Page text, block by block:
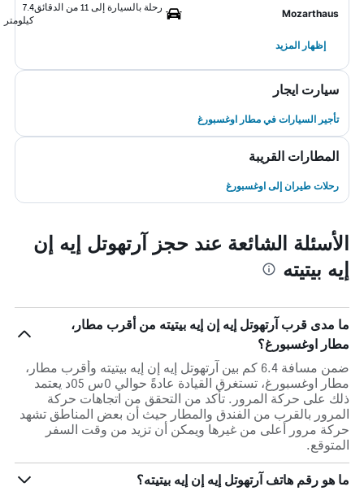
Mozarthaus
رحلة بالسيارة إلى 11 من الدقائق
7.4
كيلومتر
إظهار المزيد
سيارت ايجار
تأجير السيارات في مطار اوغسبورغ
المطارات القريبة
رحلات طيران إلى اوغسبورغ
الأسئلة الشائعة عند حجز آرتهوتل إيه إن
إيه بيتيته
ما مدى قرب آرتهوتل إيه إن إيه بيتيته من أقرب مطار،
مطار اوغسبورغ؟
ضمن مسافة 6.4 كم بين آرتهوتل إيه إن إيه بيتيته وأقرب مطار،
مطار اوغسبورغ، تستغرق القيادة عادةً حوالي 0س 05د يعتمد
ذلك على حركة المرور. تأكد من التحقق من اتجاهات حركة
المرور بالقرب من الفندق والمطار حيث أن بعض المناطق تشهد
حركة مرور أعلى من غيرها ويمكن أن تزيد من وقت السفر
المتوقع.
ما هو رقم هاتف آرتهوتل إيه إن إيه بيتيته؟